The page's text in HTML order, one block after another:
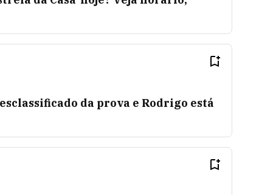
da prova e Rodrigo está